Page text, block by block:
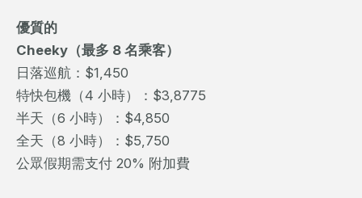
優質的
Cheeky（最多 8 名乘客）
日落巡航：$1,450
特快包機（4 小時）：$3,8775
半天（6 小時）：$4,850
全天（8 小時）：$5,750
公眾假期需支付 20% 附加費